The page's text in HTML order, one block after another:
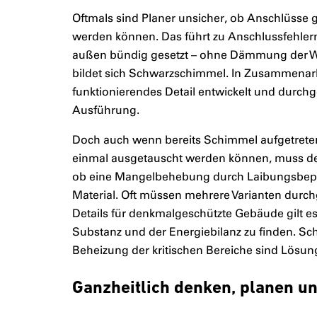
Oftmals sind Planer unsicher, ob
werden können. Das führt zu
außen bündig gesetzt – ohne Dämmung der
bildet sich Schwarzschimmel. In
funktionierendes Detail entwickelt und
Ausführung.
Doch auch wenn bereits Schimmel
einmal ausgetauscht werden können, muss
ob eine Mangelbehebung durch
Material. Oft müssen mehrere Varianten
Details für denkmalgeschützte Gebäude gilt
Substanz und der Energiebilanz zu finden.
Beheizung der kritischen Bereiche sind
Ganzheitlich denken, planen